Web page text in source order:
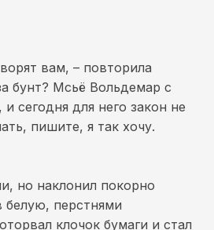
вам, – повторила
бунт? Мсьё Вольдемар с
сегодня для него закон не
пишите, я так хочу.
но наклонил покорно
белую, перстнями
клочок бумаги и стал